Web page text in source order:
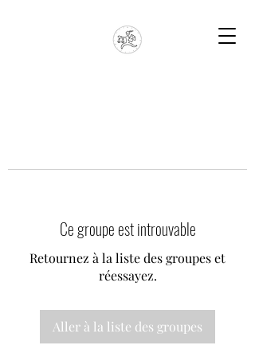
Ce groupe est introuvable
Retournez à la liste des groupes et
réessayez.
Aller à la liste des groupes